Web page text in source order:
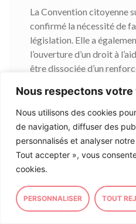
Nous respectons votre
Nous utilisons des cookies
de navigation, diffuser des
personnalisés et analyser
Tout accepter », vous
cookies.
PERSONNALISER TOUT
La Convention citoyenne
confirmé la nécessité de
législation. Elle a
l’ouverture d’un droit à
être dissociée d’un
l’ensemble du territoire.
exigence qui a guidé les
depuis maintenant quatre
Au cœur du débat public,
regroupait alors le
palliatifs et l’aide à mourir.
majorité des
l’Assemblée nationale